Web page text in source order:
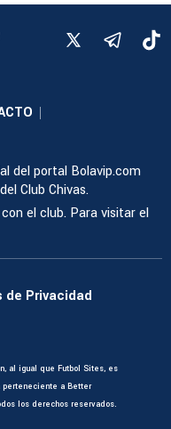
|
del portal Bolavip.com
Club Chivas.
el club. Para visitar el
de Privacidad
al igual que Futbol Sites, es
perteneciente a Better
los derechos reservados.